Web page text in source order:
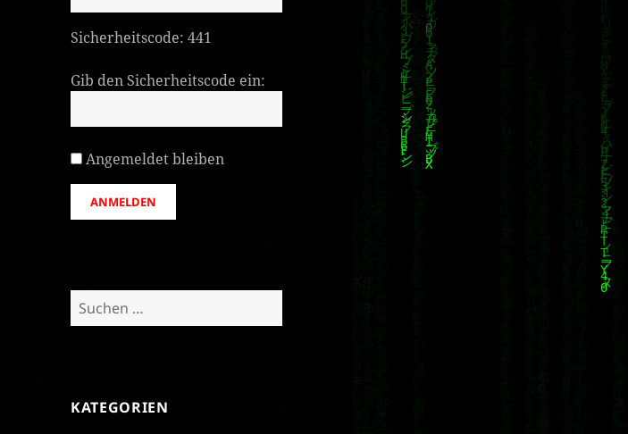
Sicherheitscode: 441
Gib den Sicherheitscode ein:
Angemeldet bleiben
ANMELDEN
Suchen
nach:
KATEGORIEN